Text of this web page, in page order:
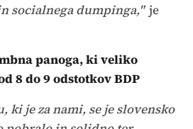
socialnega dumpinga," je
panoga, ki veliko
8 do 9 odstotkov BDP
ki je za nami, se je slovensko